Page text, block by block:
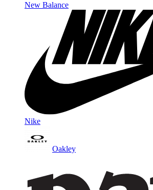
New Balance
Nike
Oakley